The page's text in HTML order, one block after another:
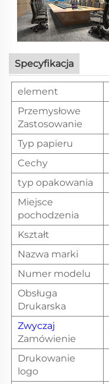
Specyfikacja
element
Przemysłowe
Zastosowanie
Typ papieru
Cechy
typ opakowania
Miejsce
pochodzenia
Kształt
Nazwa marki
Numer modelu
Obsługa
Drukarska
Zwyczaj
Zamówienie
Drukowanie
logo